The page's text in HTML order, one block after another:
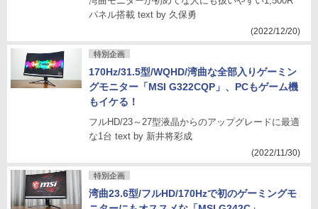
パネル搭載 text by 久保勇
(2022/12/20)
特別企画
170Hz/31.5型/WQHD/湾曲な全部入りゲーミン
グモニター「MSI G322CQP」、PCもゲーム機
もイケる！
フルHD/23～27型液晶からのアップグレードに最適
な1台 text by 新井将彩成
(2022/11/30)
特別企画
湾曲23.6型/フルHD/170Hzで初のゲーミングモ